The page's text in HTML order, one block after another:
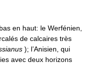
en haut: le Werfénien,
de calcaires très
); l’Anisien, qui
avec deux horizons